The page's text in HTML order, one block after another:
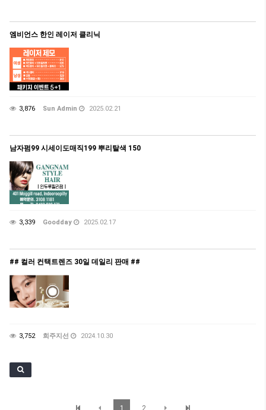
엠비언스 한인 레이저 클리닉
3,876 Sun Admin 2025.02.21
남자펌99 시세이도매직199 뿌리탈색 150
3,339 Goodday 2025.02.17
## 컬러 컨택트렌즈 30일 데일리 판매 ##
3,752 희주지선 2024.10.30